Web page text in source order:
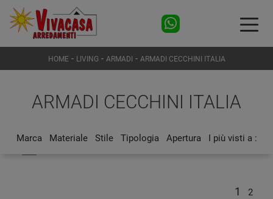
HOME- LIVING - ARMADI - ARMADI CECCHINI ITALIA
ARMADI CECCHINI ITALIA
Marca Materiale Stile Tipologia Apertura I più visti a :
1 2